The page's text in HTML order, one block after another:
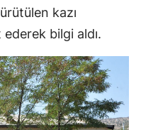
kazı
ederek bilgi aldı.